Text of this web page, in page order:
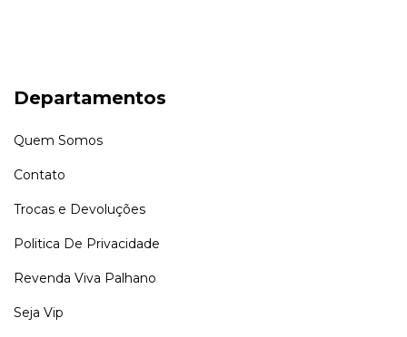
Departamentos
Quem Somos
Contato
Trocas e Devoluções
Politica De Privacidade
Revenda Viva Palhano
Seja Vip